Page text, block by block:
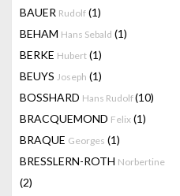
BAUER Rudolf (1)
BEHAM Hans Sebald (1)
BERKE Hubert (1)
BEUYS Joseph (1)
BOSSHARD Hans Rudolf(10)
BRACQUEMOND Felix (1)
BRAQUE Georges (1)
BRESSLERN-ROTH Norbertine
(2)